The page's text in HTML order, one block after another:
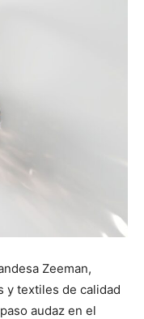
Zeeman,
y textiles de calidad
audaz en el